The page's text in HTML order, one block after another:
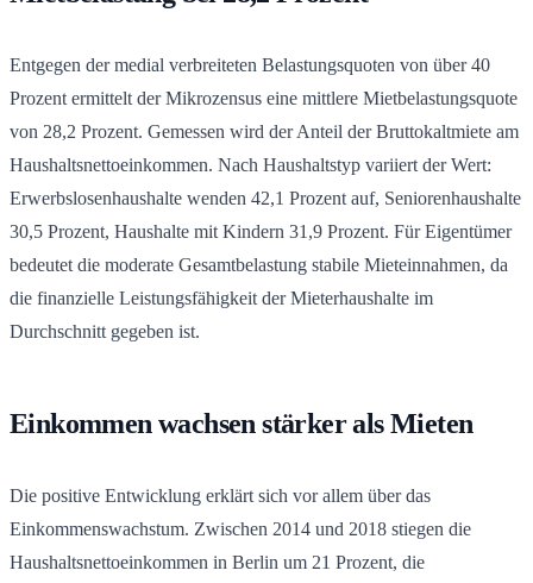
Entgegen der medial verbreiteten Belastungsquoten von über 40
Prozent ermittelt der Mikrozensus eine mittlere Mietbelastungsquote
von 28,2 Prozent. Gemessen wird der Anteil der Bruttokaltmiete am
Haushaltsnettoeinkommen. Nach Haushaltstyp variiert der Wert:
Erwerbslosenhaushalte wenden 42,1 Prozent auf, Seniorenhaushalte
30,5 Prozent, Haushalte mit Kindern 31,9 Prozent. Für Eigentümer
bedeutet die moderate Gesamtbelastung stabile Mieteinnahmen, da
die finanzielle Leistungsfähigkeit der Mieterhaushalte im
Durchschnitt gegeben ist.
Einkommen wachsen stärker als Mieten
Die positive Entwicklung erklärt sich vor allem über das
Einkommenswachstum. Zwischen 2014 und 2018 stiegen die
Haushaltsnettoeinkommen in Berlin um 21 Prozent, die